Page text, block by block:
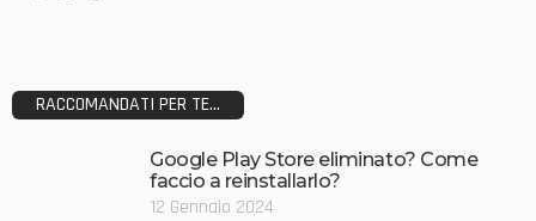
RACCOMANDATI PER TE...
Google Play Store eliminato? Come
faccio a reinstallarlo?
12 Gennaio 2024